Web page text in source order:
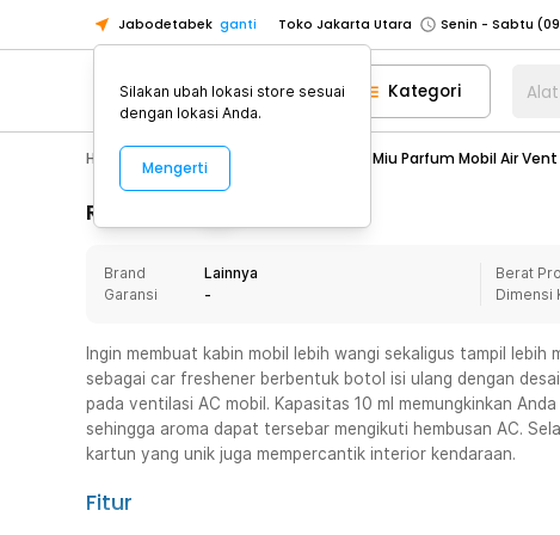
Jabodetabek ganti Toko Jakarta Utara
Toko Tangerang
Toko Cikupa
Pick n Go Jakarta Barat
Senin -
Pick n Go Bekasi
Senin - Jumat
Senin - Jumat
Senin - Sabtu
Senin - Sabtu
Toko Tangerang
Toko Cikupa
Pick n Go Jakarta Barat
Senin -
Pick n Go Bekasi
Senin - Jumat
Kategori
Hobby Mobil Miu Parfum Mobil Air
Rincian Produk
Brand
Lainnya
Garansi
-
Berat
Dimensi
Ingin membuat kabin mobil lebih wangi sekaligus tampil lebih
sebagai car freshener berbentuk botol isi ulang dengan
pada ventilasi AC mobil. Kapasitas 10 ml memungkinkan
sehingga aroma dapat tersebar mengikuti hembusan AC.
kartun yang unik juga mempercantik interior kendaraan.
Fitur
Silakan ubah lokasi store sesuai
dengan lokasi Anda.
Mengerti